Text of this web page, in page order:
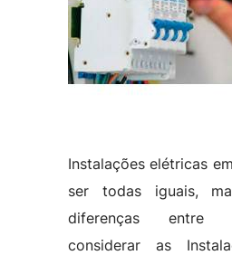
Instalações elétricas
ser todas iguais,
diferenças entre
considerar as